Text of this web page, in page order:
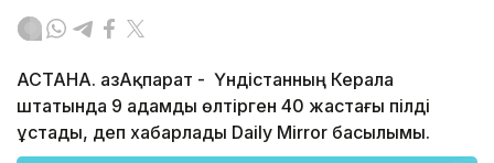
АСТАНА. ҚазАқпарат - Үндістанның Керала
штатында 9 адамды өлтірген 40 жастағы пілді
ұстады, деп хабарлады Daily Mirror басылымы.